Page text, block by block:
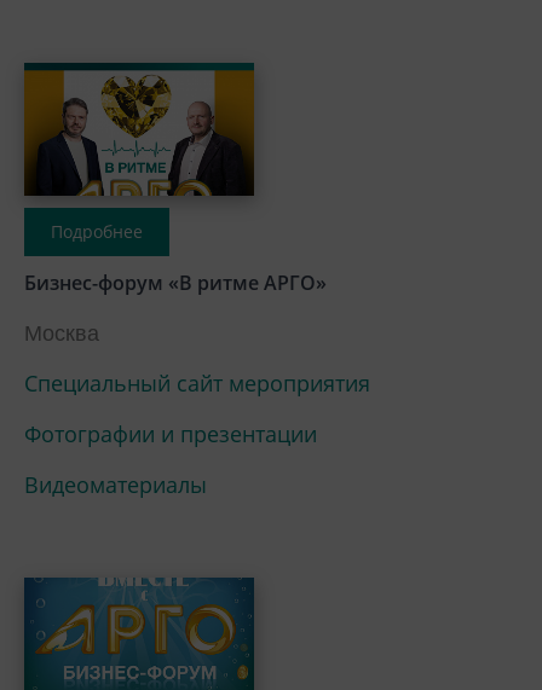
Подробнее
Бизнес-форум «В ритме АРГО»
Москва
Специальный сайт мероприятия
Фотографии и презентации
Видеоматериалы